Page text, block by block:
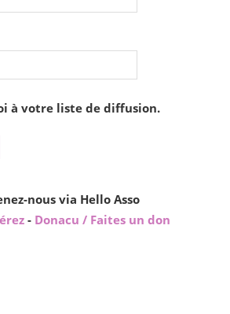
à votre liste de diffusion.
nous via Hello Asso
- Donacu / Faites un don